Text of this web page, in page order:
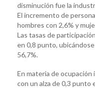
disminución fue la
El incremento de
hombres con 2,6% y
Las tasas de
en 0,8 punto,
56,7%.
En materia de ocupación
con un alza de 0,3 punto